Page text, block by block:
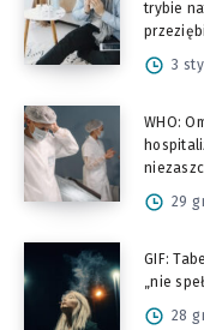
trybie
3
WHO:
29
GIF:
„nie
28